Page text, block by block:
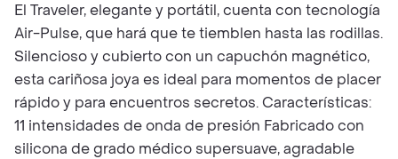
El Traveler, elegante y portátil, cuenta con tecnología
Air-Pulse, que hará que te tiemblen hasta las rodillas.
Silencioso y cubierto con un capuchón magnético,
esta cariñosa joya es ideal para momentos de placer
rápido y para encuentros secretos. Características:
11 intensidades de onda de presión Fabricado con
silicona de grado médico supersuave, agradable